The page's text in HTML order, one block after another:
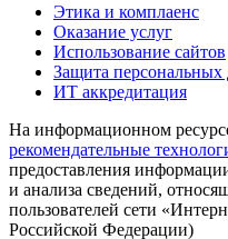
Этика и комплаенс
Оказание услуг
Использование сайтов
Защита
ИТ аккредитация
На информационном
рекомендательные
предоставления
и анализа сведений,
пользователей сети
Российской Федерации)